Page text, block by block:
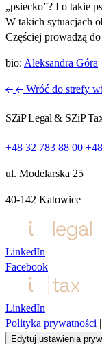
„psiecko”? I o takie
W takich sytuacjach
Częściej prowadzą
bio: Aleksandra Góra
Wróć do strefy
SZiP Legal & SZiP
+48 32 783 88 00
ul. Modelarska 25
40‑142 Katowice
LinkedIn
Facebook
LinkedIn
Polityka prywatności |
Edytuj ustawienia